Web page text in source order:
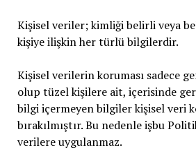
Kişisel veriler; kimliği belirli veya
kişiye ilişkin her türlü bilgilerdir.
Kişisel verilerin koruması sadece
olup tüzel kişilere ait, içerisinde
bilgi içermeyen bilgiler kişisel veri
bırakılmıştır. Bu nedenle işbu
verilere uygulanmaz.